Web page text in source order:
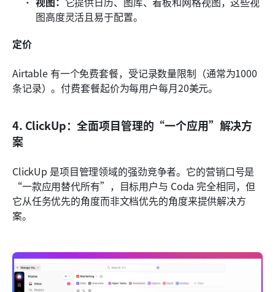
图高度灵活且易于配置。
定价
Airtable 有一个免费套餐，受记录数量限制（通常为1000
条记录）。付费套餐起价为每用户每月20美元。
4. ClickUp：全面项目管理的“一个应用”解决方
案
ClickUp 是项目管理领域的强劲竞争者。它的营销口号是
“一款应用替代所有”，目标用户与 Coda 完全相同，但
它从任务优先的角度而非文档优先的角度来提供解决方
案。